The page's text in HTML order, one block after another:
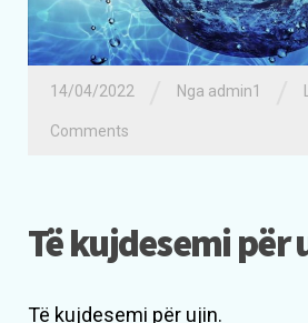
14/04/2022 Nga admin1
Comments
Të kujdesemi për
Të kujdesemi për ujin.